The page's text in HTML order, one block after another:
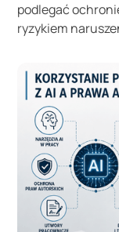
podlegać
ryzykiem